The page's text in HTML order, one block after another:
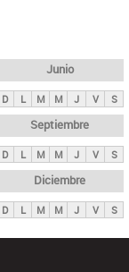
Junio
D L M M J V S
Septiembre
D L M M J V S
Diciembre
D L M M J V S